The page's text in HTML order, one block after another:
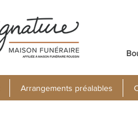
Arrangements préalables